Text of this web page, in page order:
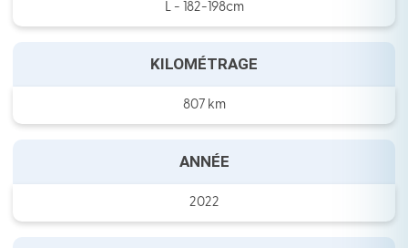
L - 182-198cm
KILOMÉTRAGE
807 km
ANNÉE
2022